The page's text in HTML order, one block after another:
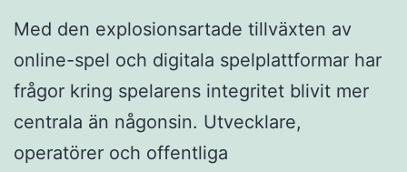
Med den explosionsartade tillväxten av
online-spel och digitala spelplattformar har
frågor kring spelarens integritet blivit mer
centrala än någonsin. Utvecklare,
operatörer och offentliga